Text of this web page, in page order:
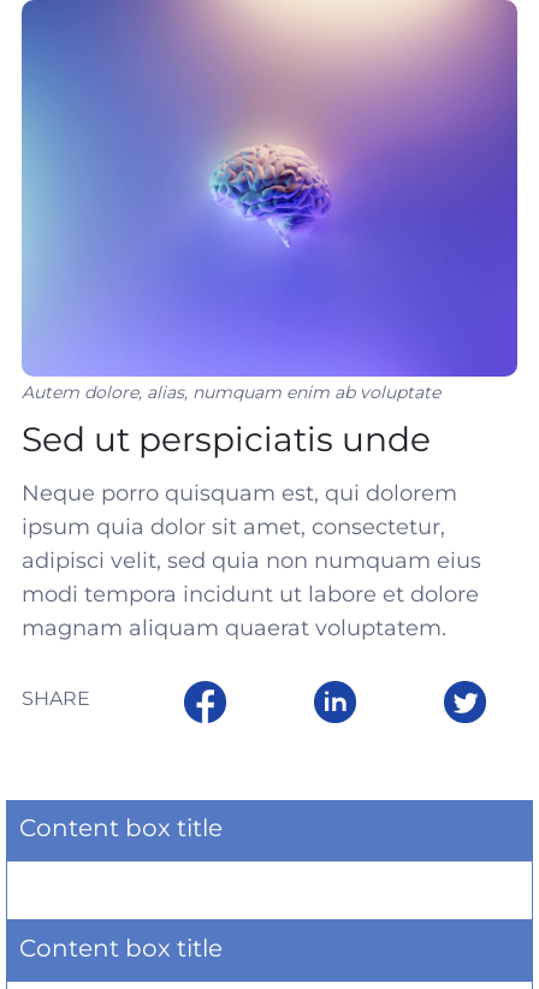
Autem dolore, alias, numquam enim ab voluptate
Sed ut perspiciatis unde
Neque porro quisquam est, qui dolorem
ipsum quia dolor sit amet, consectetur,
adipisci velit, sed quia non numquam eius
modi tempora incidunt ut labore et dolore
magnam aliquam quaerat voluptatem.
SHARE
Content box title
Content box title